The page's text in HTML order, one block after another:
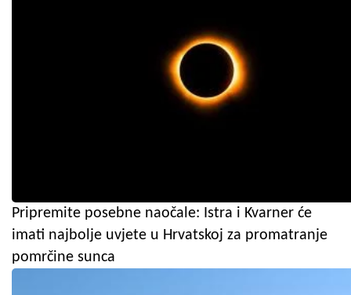
Pripremite posebne naočale: Istra i Kvarner će
imati najbolje uvjete u Hrvatskoj za promatranje
pomrčine sunca